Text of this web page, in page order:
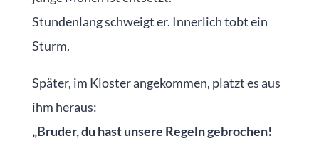
Stundenlang schweigt er. Innerlich tobt ein
Sturm.
Später, im Kloster angekommen, platzt es aus
ihm heraus:
„Bruder, du hast unsere Regeln gebrochen!